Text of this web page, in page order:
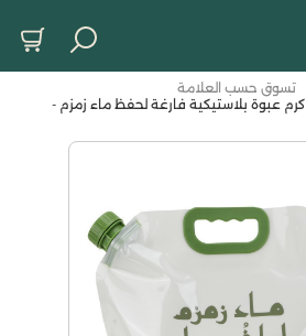
تسوق حسب العلامة
كرم عبوة بلاستيكية فارغة لحفظ ماء زمزم -